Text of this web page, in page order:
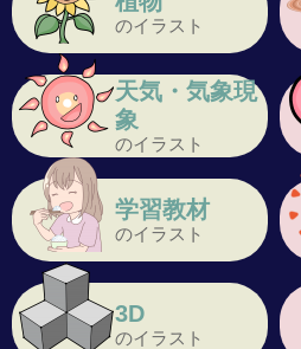
のイラスト
天気・気象現
象
のイラスト
学習教材
のイラスト
3D
のイラスト